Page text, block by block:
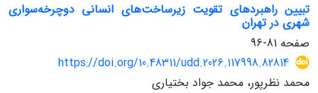
تبیین راهبردهای تقویت زیرساخت‌های انسانی دوچرخه‌سواری
شهری در تهران
صفحه 81-96
https://doi.org/10.48311/udd.2026.117998.82814
محمد نظرپور، محمد جواد بختیاری